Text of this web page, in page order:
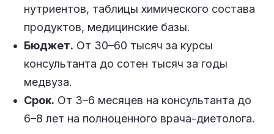
нутриентов, таблицы химического состава
продуктов, медицинские базы.
Бюджет. От 30–60 тысяч за курсы
консультанта до сотен тысяч за годы
медвуза.
Срок. От 3–6 месяцев на консультанта до
6–8 лет на полноценного врача-диетолога.